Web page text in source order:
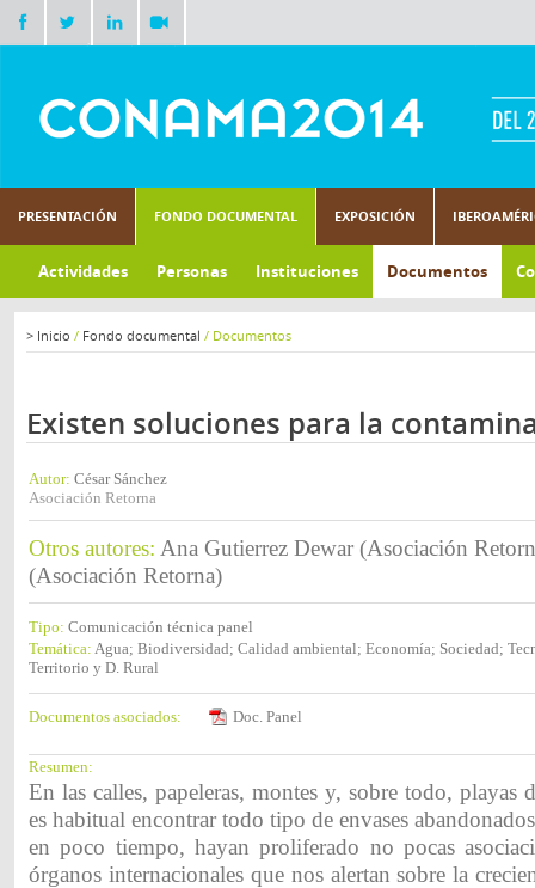
PRESENTACIÓN FONDO DOCUMENTAL EXPOSICIÓN
Actividades Personas Instituciones Documentos
> Inicio / Fondo documental / Documentos
Existen soluciones para la
Autor: César Sánchez
Asociación Retorna
Otros autores: Ana Gutierrez Dewar (Asociación
(Asociación Retorna)
Tipo: Comunicación técnica panel
Temática: Agua; Biodiversidad; Calidad ambiental; Economía; Sociedad;
Territorio y D. Rural
Documentos asociados: Doc. Panel
Resumen:
En las calles, papeleras, montes y, sobre todo, playas
es habitual encontrar todo tipo de envases
en poco tiempo, hayan proliferado no pocas
órganos internacionales que nos alertan sobre la